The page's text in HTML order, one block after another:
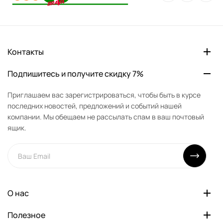
Контакты
Подпишитесь и получите скидку 7%
Приглашаем вас зарегистрироваться, чтобы быть в курсе
последних новостей, предложений и событий нашей
компании. Мы обещаем не рассылать спам в ваш почтовый
ящик.
О нас
Полезное